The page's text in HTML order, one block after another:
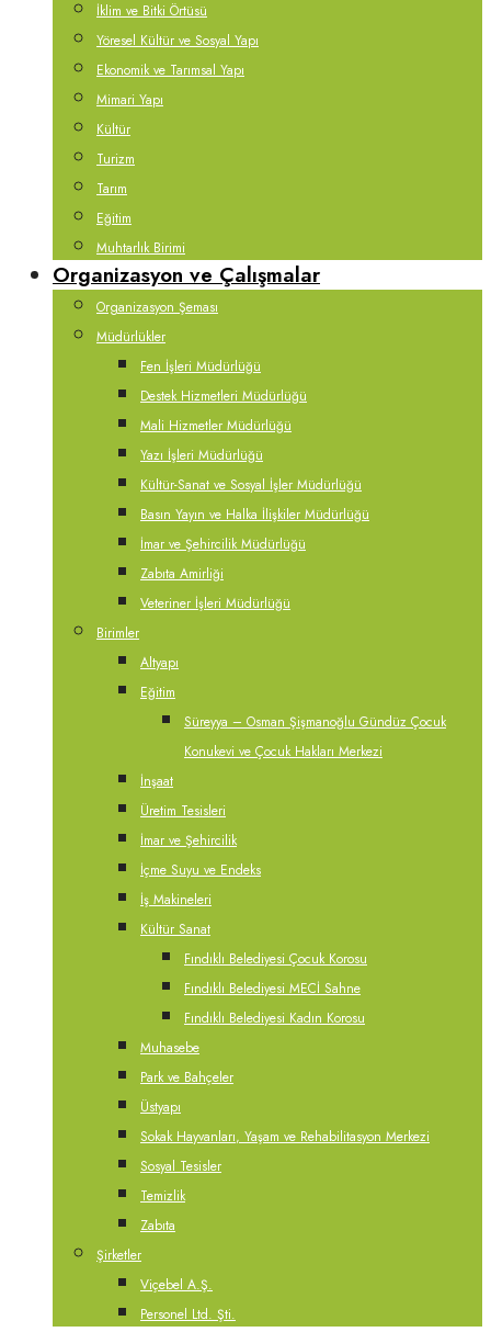
İklim ve Bitki Örtüsü
Yöresel Kültür ve Sosyal Yapı
Ekonomik ve Tarımsal Yapı
Mimari Yapı
Kültür
Turizm
Tarım
Eğitim
Muhtarlık Birimi
Organizasyon ve Çalışmalar
Organizasyon Şeması
Müdürlükler
Fen İşleri Müdürlüğü
Destek Hizmetleri Müdürlüğü
Mali Hizmetler Müdürlüğü
Yazı İşleri Müdürlüğü
Kültür-Sanat ve Sosyal İşler Müdürlüğü
Basın Yayın ve Halka İlişkiler Müdürlüğü
İmar ve Şehircilik Müdürlüğü
Zabıta Amirliği
Veteriner İşleri Müdürlüğü
Birimler
Altyapı
Eğitim
Süreyya – Osman Şişmanoğlu Gündüz Çocuk
Konukevi ve Çocuk Hakları Merkezi
İnşaat
Üretim Tesisleri
İmar ve Şehircilik
İçme Suyu ve Endeks
İş Makineleri
Kültür Sanat
Fındıklı Belediyesi Çocuk Korosu
Fındıklı Belediyesi MECİ Sahne
Fındıklı Belediyesi Kadın Korosu
Muhasebe
Park ve Bahçeler
Üstyapı
Sokak Hayvanları, Yaşam ve Rehabilitasyon Merkezi
Sosyal Tesisler
Temizlik
Zabıta
Şirketler
Viçebel A.Ş.
Personel Ltd. Şti.